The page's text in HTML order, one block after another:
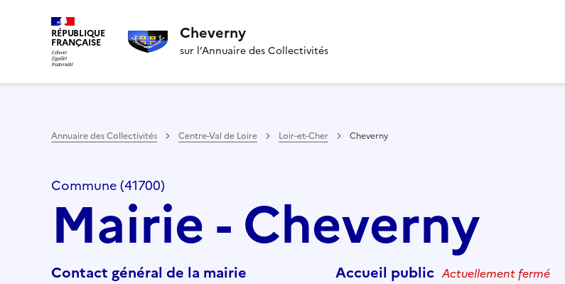
RÉPUBLIQUE
FRANÇAISE Cheverny
sur l’Annuaire des Collectivités
Annuaire des Collectivités Centre-Val de Loire Loir-et-Cher Cheverny
Commune (41700)
Mairie - Cheverny
Contact général de la mairie Accueil public Actuellement fermé